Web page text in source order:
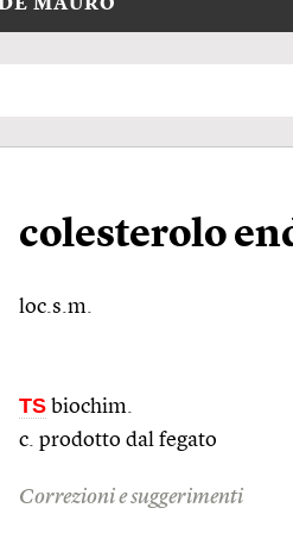
MAURO
colesterolo
loc.s.m.
TS biochim.
c. prodotto dal fegato
Correzioni e suggerimenti